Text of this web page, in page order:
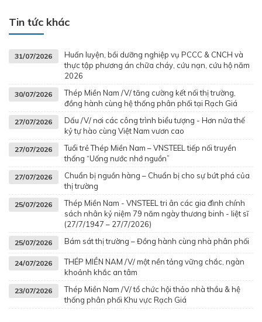
Tin tức khác
31/07/2026
Huấn luyện, bồi dưỡng nghiệp vụ PCCC & CNCH và
thực tập phương án chữa cháy, cứu nạn, cứu hộ năm
2026
30/07/2026
Thép Miền Nam /V/ tăng cường kết nối thị trường,
đồng hành cùng hệ thống phân phối tại Rạch Giá
27/07/2026
Dấu /V/ nơi các công trình biểu tượng - Hơn nửa thế
kỷ tự hào cùng Việt Nam vươn cao
27/07/2026
Tuổi trẻ Thép Miền Nam – VNSTEEL tiếp nối truyền
thống “Uống nước nhớ nguồn”
27/07/2026
Chuẩn bị nguồn hàng – Chuẩn bị cho sự bứt phá của
thị trường
25/07/2026
Thép Miền Nam - VNSTEEL tri ân các gia đình chính
sách nhân kỷ niệm 79 năm ngày thương binh - liệt sĩ
(27/7/1947 – 27/7/2026)
25/07/2026 Bám sát thị trường – Đồng hành cùng nhà phân phối
24/07/2026
THÉP MIỀN NAM /V/ một nền tảng vững chắc, ngàn
khoảnh khắc an tâm
23/07/2026
Thép Miền Nam /V/ tổ chức hội thảo nhà thầu & hệ
thống phân phối Khu vực Rạch Giá